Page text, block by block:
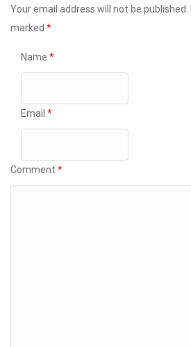
Your email address will not be published.
marked *
Name *
Email *
Comment *